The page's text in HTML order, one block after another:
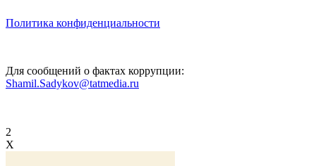
Политика конфиденциальности
Для сообщений о фактах коррупции:
Shamil.Sadykov@tatmedia.ru
2
X